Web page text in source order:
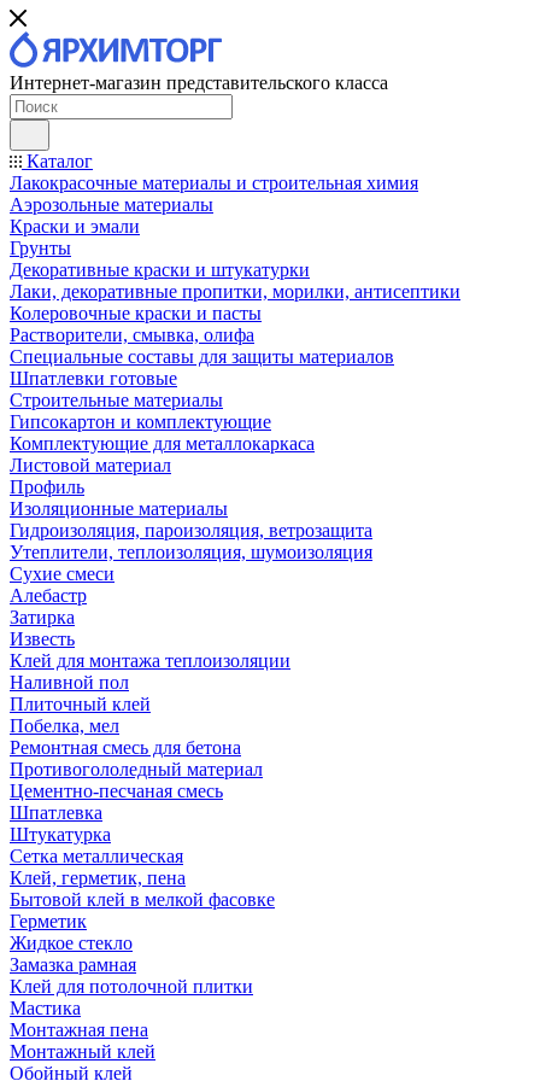
Интернет-магазин представительского класса
Каталог
Лакокрасочные материалы и строительная химия
Аэрозольные материалы
Краски и эмали
Грунты
Декоративные краски и штукатурки
Лаки, декоративные пропитки, морилки, антисептики
Колеровочные краски и пасты
Растворители, смывка, олифа
Специальные составы для защиты материалов
Шпатлевки готовые
Строительные материалы
Гипсокартон и комплектующие
Комплектующие для металлокаркаса
Листовой материал
Профиль
Изоляционные материалы
Гидроизоляция, пароизоляция, ветрозащита
Утеплители, теплоизоляция, шумоизоляция
Сухие смеси
Алебастр
Затирка
Известь
Клей для монтажа теплоизоляции
Наливной пол
Плиточный клей
Побелка, мел
Ремонтная смесь для бетона
Противогололедный материал
Цементно-песчаная смесь
Шпатлевка
Штукатурка
Сетка металлическая
Клей, герметик, пена
Бытовой клей в мелкой фасовке
Герметик
Жидкое стекло
Замазка рамная
Клей для потолочной плитки
Мастика
Монтажная пена
Монтажный клей
Обойный клей